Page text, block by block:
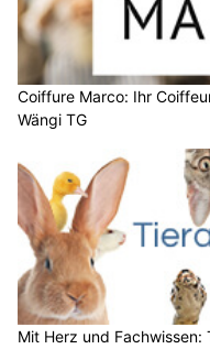
Coiffure Marco: Ihr
Wängi TG
Mit Herz und Fachwissen: